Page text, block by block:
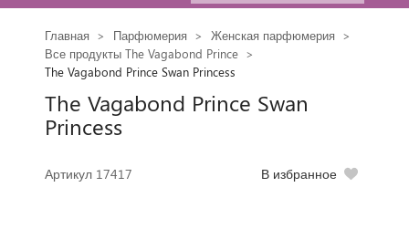
Главная Парфюмерия
Женская парфюмерия
Все продукты The Vagabond Prince
The Vagabond Prince Swan Princess
The Vagabond Prince Swan
Princess
Артикул 17417 В избранное